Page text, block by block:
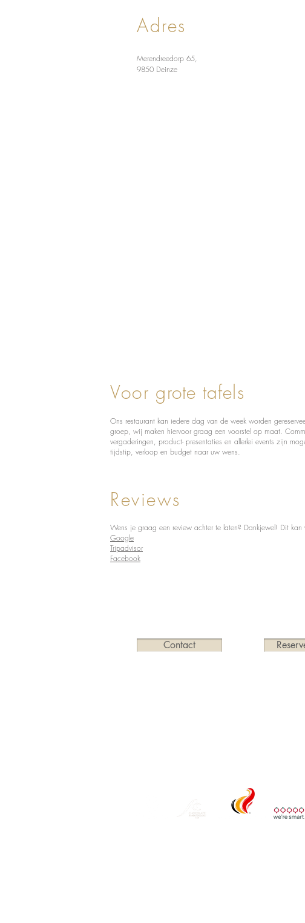
Adres
Merendreedorp 65,
9850 Deinze
Voor grote tafels
Ons restaurant kan iedere dag van de week worden
groep, wij maken hiervoor graag een voorstel op maat.
vergaderingen, product- presentaties en allerlei events zijn
tijdstip, verloop en budget naar uw wens.
Reviews
Wens je graag een review achter te laten? Dankjewel! Dit kan
Google
Tripadvisor
Facebook
Contact